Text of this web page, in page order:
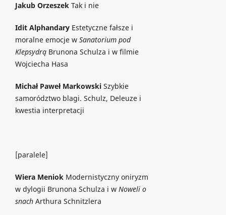
Jakub OrzeszekTak i nie
Idit AlphandaryEstetyczne fałsze i
moralne emocje w Sanatorium pod
KlepsydrąBrunona Schulza i w filmie
Wojciecha Hasa
Michał Paweł MarkowskiSzybkie
samorództwo blagi. Schulz, Deleuze i
kwestia interpretacji
[paralele]
Wiera MeniokModernistyczny oniryzm
w dylogii Brunona Schulza i w Noweli o
snachArthura Schnitzlera